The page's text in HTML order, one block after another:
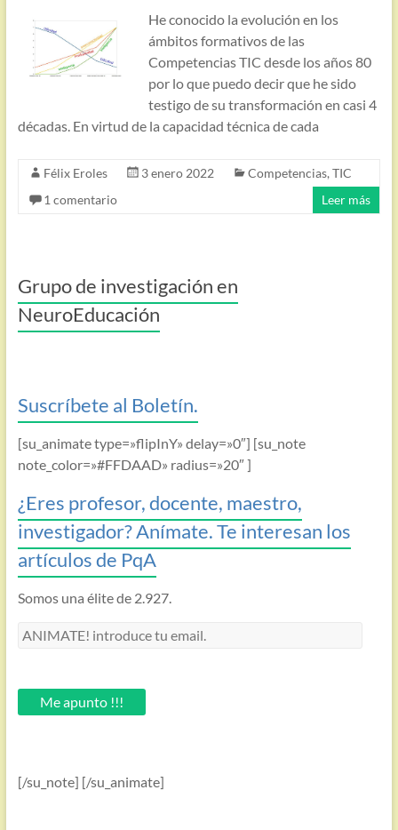
He conocido la evolución en los
ámbitos formativos de las
Competencias TIC desde los años 80
por lo que puedo decir que he sido
testigo de su transformación en casi 4
décadas. En virtud de la capacidad técnica de cada
Félix Eroles 3 enero 2022 Competencias, TIC
1 comentario
Leer más
Grupo de investigación en
NeuroEducación
Suscríbete al Boletín.
[su_animate type=»flipInY» delay=»0″] [su_note
note_color=»#FFDAAD» radius=»20″ ]
¿Eres profesor, docente, maestro,
investigador? Anímate. Te interesan los
artículos de PqA
Somos una élite de 2.927.
ANIMATE!
email.Me apunto !!!
[/su_note] [/su_animate]